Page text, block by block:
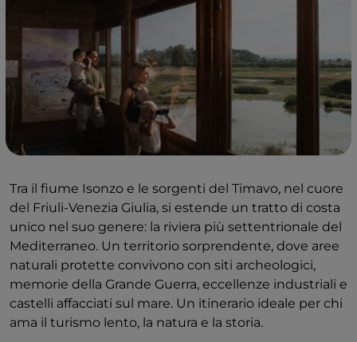
Tra il fiume Isonzo e le sorgenti del Timavo, nel cuore
del Friuli-Venezia Giulia, si estende un tratto di costa
unico nel suo genere: la riviera più settentrionale del
Mediterraneo. Un territorio sorprendente, dove aree
naturali protette convivono con siti archeologici,
memorie della Grande Guerra, eccellenze industriali e
castelli affacciati sul mare. Un itinerario ideale per chi
ama il turismo lento, la natura e la storia.